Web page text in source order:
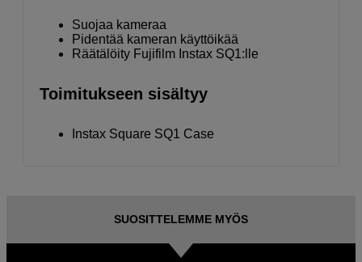
Suojaa kameraa
Pidentää kameran käyttöikää
Räätälöity Fujifilm Instax SQ1:lle
Toimitukseen sisältyy
Instax Square SQ1 Case
SUOSITTELEMME MYÖS